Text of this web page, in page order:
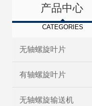
产品中心
CATEGORIES
无轴螺旋叶片
有轴螺旋叶片
无轴螺旋输送机